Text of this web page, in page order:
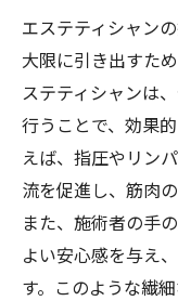
エステティシャン
大限に引き出すた
ステティシャンは
行うことで、効果
えば、指圧やリン
流を促進し、筋肉
また、施術者の手
よい安心感を与え
す。このような繊